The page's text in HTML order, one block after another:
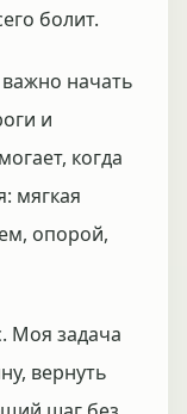
болит.
начать
и
когда
мягкая
опорой,
Моя задача
вернуть